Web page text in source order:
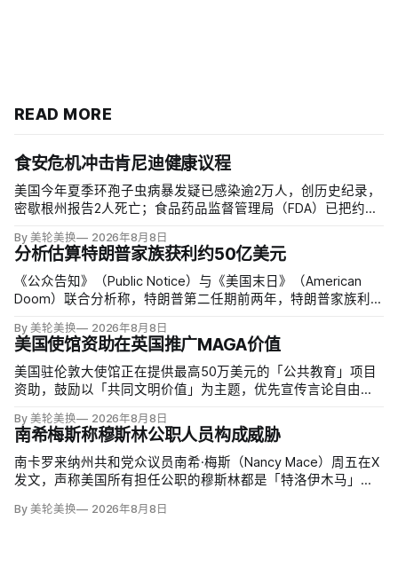
READ MORE
食安危机冲击肯尼迪健康议程
美国今年夏季环孢子虫病暴发疑已感染逾2万人，创历史纪录，
密歇根州报告2人死亡；食品药品监督管理局（FDA）已把约
来，但其余来源仍未查清。
By 美轮美换 2026年8月8日
分析估算特朗普家族获利约50亿美元
《公众告知》（Public Notice）与《美国末日》（American
Doom）联合分析称，特朗普第二任期前两年，特朗普家族利润
22.5亿美元、外国授权业务2025年收入6100万美元；
By 美轮美换 2026年8月8日
美国使馆资助在英国推广MAGA价值
美国驻伦敦大使馆正在提供最高50万美元的「公共教育」项目
资助，鼓励以「共同文明价值」为主题，优先宣传言论自由、
念。英国自由民主党议员丽莎·斯玛特（Lisa Smart）指责特朗
普政府用「MAGA资金」干预英国民主；
By 美轮美换 2026年8月8日
南希梅斯称穆斯林公职人员构成威胁
南卡罗来纳州共和党众议员南希·梅斯（Nancy Mace）周五在X
发文，声称美国所有担任公职的穆斯林都是「特洛伊木马」，
默」。截至浏览器核验时，这条帖子获得约440万次浏览、6.2
By 美轮美换 2026年8月8日